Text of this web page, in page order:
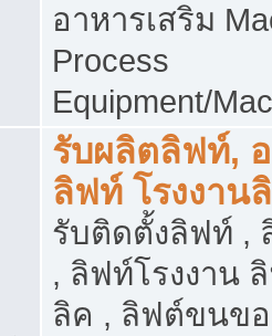
อาหารเสริม
Process
Equipment/
รับผลิตลิฟท์,
ลิฟท์ โรงงาน
รับติดตั้งลิฟท์ ,
, ลิฟท์โรงงาน
ลิค , ลิฟต์ขนข